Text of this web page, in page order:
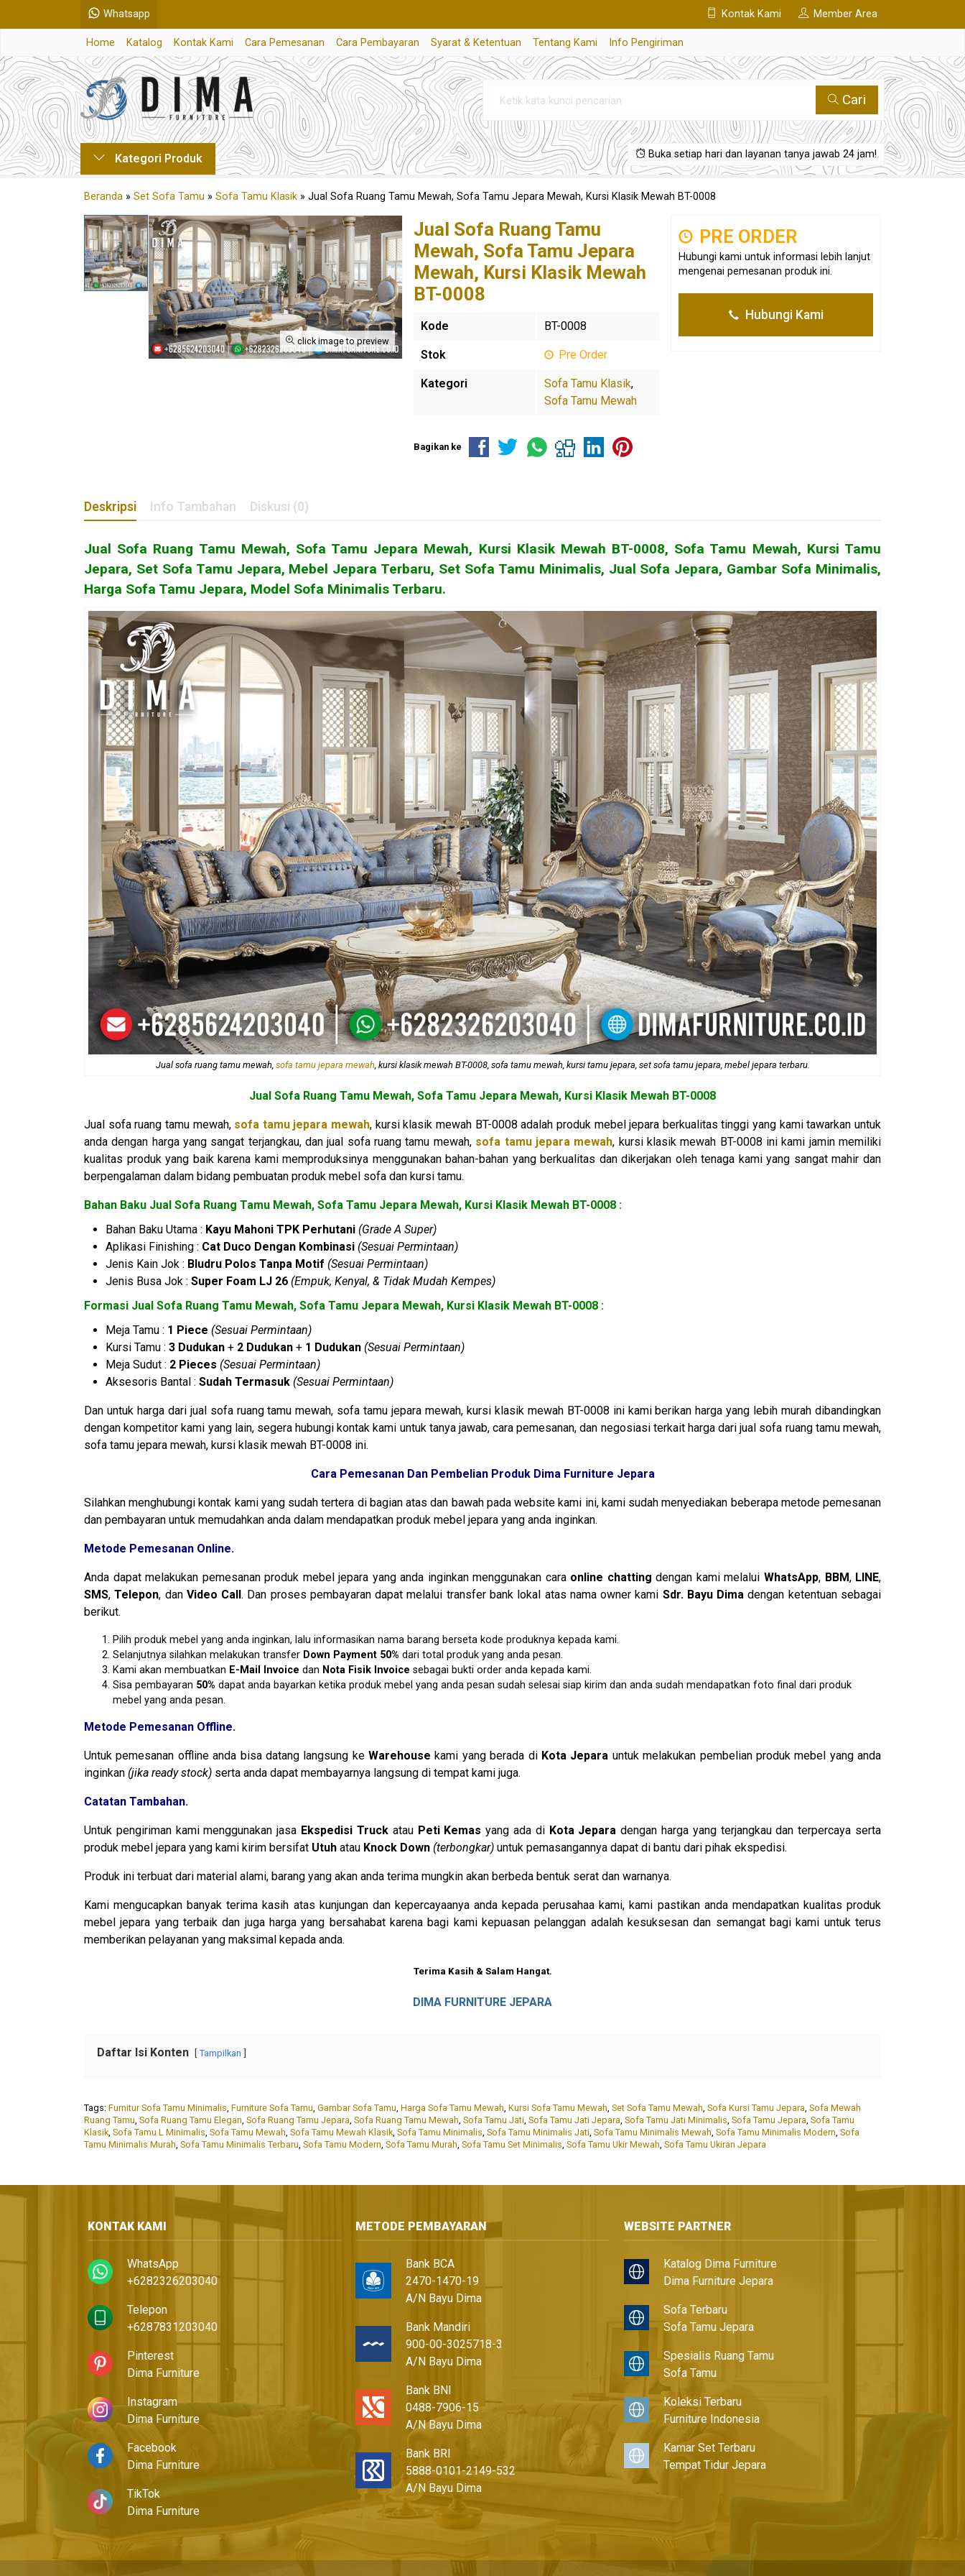
Whatsapp Kontak Kami Member Area
Home Katalog Kontak Kami Cara Pemesanan Cara Pembayaran Syarat & Ketentuan Tentang Kami Info Pengiriman
Cari
Kategori Produk Buka setiap hari dan layanan tanya jawab 24 jam!
Beranda » Set Sofa Tamu » Sofa Tamu Klasik » Jual Sofa Ruang Tamu Mewah, Sofa Tamu Jepara Mewah, Kursi Klasik Mewah BT-0008
click image to preview
Jual Sofa Ruang Tamu
Mewah, Sofa Tamu Jepara
Mewah, Kursi Klasik Mewah
BT-0008
Kode BT-0008
Stok Pre Order
Kategori Sofa Tamu Klasik,
Sofa Tamu Mewah
PRE ORDER
Hubungi kami untuk informasi lebih lanjut
mengenai pemesanan produk ini.
Hubungi Kami
Bagikan ke
Deskripsi Info Tambahan Diskusi (0)
Jual Sofa Ruang Tamu Mewah, Sofa Tamu Jepara Mewah, Kursi Klasik Mewah BT-0008, Sofa Tamu Mewah, Kursi Tamu
Jepara, Set Sofa Tamu Jepara, Mebel Jepara Terbaru, Set Sofa Tamu Minimalis, Jual Sofa Jepara, Gambar Sofa Minimalis,
Harga Sofa Tamu Jepara, Model Sofa Minimalis Terbaru.
Jual sofa ruang tamu mewah, sofa tamu jepara mewah, kursi klasik mewah BT-0008, sofa tamu mewah, kursi tamu jepara, set sofa tamu jepara, mebel jepara terbaru.
Jual Sofa Ruang Tamu Mewah, Sofa Tamu Jepara Mewah, Kursi Klasik Mewah BT-0008
Jual sofa ruang tamu mewah, sofa tamu jepara mewah, kursi klasik mewah BT-0008 adalah produk mebel jepara berkualitas tinggi yang kami tawarkan untuk
anda dengan harga yang sangat terjangkau, dan jual sofa ruang tamu mewah, sofa tamu jepara mewah, kursi klasik mewah BT-0008 ini kami jamin memiliki
kualitas produk yang baik karena kami memproduksinya menggunakan bahan-bahan yang berkualitas dan dikerjakan oleh tenaga kami yang sangat mahir dan
berpengalaman dalam bidang pembuatan produk mebel sofa dan kursi tamu.
Bahan Baku Jual Sofa Ruang Tamu Mewah, Sofa Tamu Jepara Mewah, Kursi Klasik Mewah BT-0008 :
Bahan Baku Utama : Kayu Mahoni TPK Perhutani (Grade A Super)
Aplikasi Finishing : Cat Duco Dengan Kombinasi (Sesuai Permintaan)
Jenis Kain Jok : Bludru Polos Tanpa Motif (Sesuai Permintaan)
Jenis Busa Jok : Super Foam LJ 26 (Empuk, Kenyal, & Tidak Mudah Kempes)
Formasi Jual Sofa Ruang Tamu Mewah, Sofa Tamu Jepara Mewah, Kursi Klasik Mewah BT-0008 :
Meja Tamu : 1 Piece (Sesuai Permintaan)
Kursi Tamu : 3 Dudukan + 2 Dudukan + 1 Dudukan (Sesuai Permintaan)
Meja Sudut : 2 Pieces (Sesuai Permintaan)
Aksesoris Bantal : Sudah Termasuk (Sesuai Permintaan)
Dan untuk harga dari jual sofa ruang tamu mewah, sofa tamu jepara mewah, kursi klasik mewah BT-0008 ini kami berikan harga yang lebih murah dibandingkan
dengan kompetitor kami yang lain, segera hubungi kontak kami untuk tanya jawab, cara pemesanan, dan negosiasi terkait harga dari jual sofa ruang tamu mewah,
sofa tamu jepara mewah, kursi klasik mewah BT-0008 ini.
Cara Pemesanan Dan Pembelian Produk Dima Furniture Jepara
Silahkan menghubungi kontak kami yang sudah tertera di bagian atas dan bawah pada website kami ini, kami sudah menyediakan beberapa metode pemesanan
dan pembayaran untuk memudahkan anda dalam mendapatkan produk mebel jepara yang anda inginkan.
Metode Pemesanan Online.
Anda dapat melakukan pemesanan produk mebel jepara yang anda inginkan menggunakan cara online chatting dengan kami melalui WhatsApp, BBM, LINE,
SMS,Telepon, dan Video Call. Dan proses pembayaran dapat melalui transfer bank lokal atas nama owner kami Sdr. Bayu Dima dengan ketentuan sebagai
berikut.
Pilih produk mebel yang anda inginkan, lalu informasikan nama barang berseta kode produknya kepada kami.
Selanjutnya silahkan melakukan transfer Down Payment 50% dari total produk yang anda pesan.
Kami akan membuatkan E-Mail Invoice dan Nota Fisik Invoice sebagai bukti order anda kepada kami.
Sisa pembayaran 50% dapat anda bayarkan ketika produk mebel yang anda pesan sudah selesai siap kirim dan anda sudah mendapatkan foto final dari produk
mebel yang anda pesan.
Metode Pemesanan Offline.
Untuk pemesanan offline anda bisa datang langsung keWarehouse kami yang berada di Kota Jepara untuk melakukan pembelian produk mebel yang anda
inginkan (jika ready stock) serta anda dapat membayarnya langsung di tempat kami juga.
Catatan Tambahan.
Untuk pengiriman kami menggunakan jasa Ekspedisi Truckatau Peti Kemas yang ada di Kota Jepara dengan harga yang terjangkau dan terpercaya serta
produk mebel jepara yang kami kirim bersifat Utuh atau Knock Down (terbongkar) untuk pemasangannya dapat di bantu dari pihak ekspedisi.
Produk ini terbuat dari material alami, barang yang akan anda terima mungkin akan berbeda bentuk serat dan warnanya.
Kami mengucapkan banyak terima kasih atas kunjungan dan kepercayaanya anda kepada perusahaa kami, kami pastikan anda mendapatkan kualitas produk
mebel jepara yang terbaik dan juga harga yang bersahabat karena bagi kami kepuasan pelanggan adalah kesuksesan dan semangat bagi kami untuk terus
memberikan pelayanan yang maksimal kepada anda.
Terima Kasih & Salam Hangat.
DIMA FURNITURE JEPARA
Daftar Isi Konten Tampilkan
Tags: Furnitur Sofa Tamu Minimalis Furniture Sofa Tamu Gambar Sofa Tamu Harga Sofa Tamu Mewah Kursi Sofa Tamu Mewah Set Sofa Tamu Mewah Sofa Kursi Tamu Jepara Sofa Mewah
Ruang Tamu Sofa Ruang Tamu Elegan Sofa Ruang Tamu Jepara Sofa Ruang Tamu Mewah Sofa Tamu Jati Sofa Tamu Jati Jepara Sofa Tamu Jati Minimalis Sofa Tamu Jepara Sofa Tamu
Klasik Sofa Tamu L Minimalis Sofa Tamu Mewah Sofa Tamu Mewah Klasik Sofa Tamu Minimalis Sofa Tamu Minimalis Jati Sofa Tamu Minimalis Mewah Sofa Tamu Minimalis Modern Sofa
Tamu Minimalis Murah Sofa Tamu Minimalis Terbaru Sofa Tamu Modern Sofa Tamu Murah Sofa Tamu Set Minimalis Sofa Tamu Ukir Mewah Sofa Tamu Ukiran Jepara
KONTAK KAMI
WhatsApp
+6282326203040
Telepon
+6287831203040
Pinterest
Dima Furniture
Instagram
Dima Furniture
Facebook
Dima Furniture
TikTok
Dima Furniture
METODE PEMBAYARAN
Bank BCA
2470-1470-19
A/N Bayu Dima
Bank Mandiri
900-00-3025718-3
A/N Bayu Dima
Bank BNI
0488-7906-15
A/N Bayu Dima
Bank BRI
5888-0101-2149-532
A/N Bayu Dima
WEBSITE PARTNER
Katalog Dima Furniture
Dima Furniture Jepara
Sofa Terbaru
Sofa Tamu Jepara
Spesialis Ruang Tamu
Sofa Tamu
Koleksi Terbaru
Furniture Indonesia
Kamar Set Terbaru
Tempat Tidur Jepara